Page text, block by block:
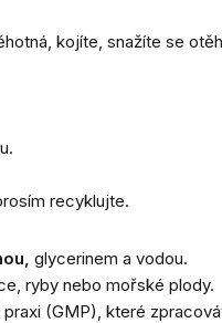
kojíte, snažíte se
recyklujte.
glycerinem a vodou.
ryby nebo mořské plody.
(GMP), které